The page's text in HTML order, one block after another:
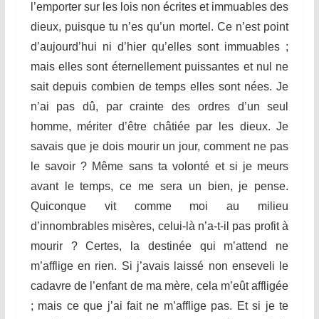
l’emporter sur les lois non écrites et immuables des
dieux, puisque tu n’es qu’un mortel. Ce n’est point
d’aujourd’hui ni d’hier qu’elles sont immuables ;
mais elles sont éternellement puissantes et nul ne
sait depuis combien de temps elles sont nées. Je
n’ai pas dû, par crainte des ordres d’un seul
homme, mériter d’être châtiée par les dieux. Je
savais que je dois mourir un jour, comment ne pas
le savoir ? Même sans ta volonté et si je meurs
avant le temps, ce me sera un bien, je pense.
Quiconque vit comme moi au milieu
d’innombrables misères, celui-là n’a-t-il pas profit à
mourir ? Certes, la destinée qui m’attend ne
m’afflige en rien. Si j’avais laissé non enseveli le
cadavre de l’enfant de ma mère, cela m’eût affligée
; mais ce que j’ai fait ne m’afflige pas. Et si je te